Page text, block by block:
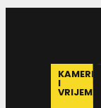
KAMERE
I
VRIJEME